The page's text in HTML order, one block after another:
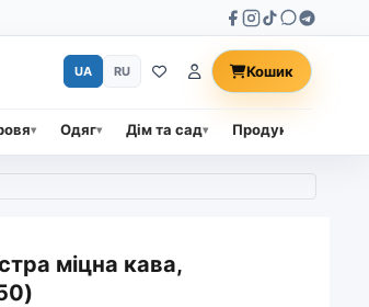
Одяг Дім та сад Продукти
UA RU Кошик
міцна кава,